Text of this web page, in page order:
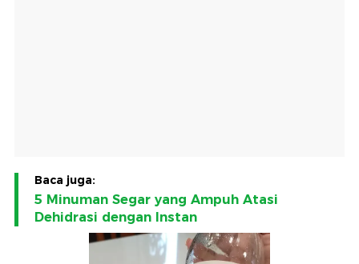
Baca juga:
5 Minuman Segar yang Ampuh Atasi
Dehidrasi dengan Instan